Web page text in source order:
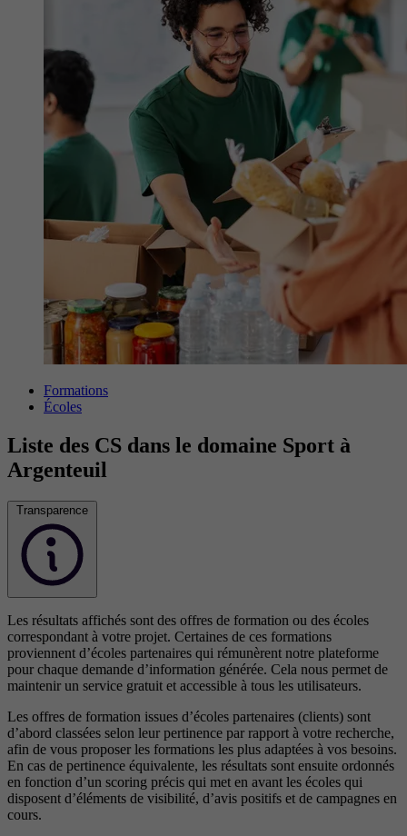
Formations
Écoles
Liste des CS dans le domaine Sport à
Argenteuil
Transparence
Les résultats affichés sont des offres de formation ou des écoles
correspondant à votre projet. Certaines de ces formations
proviennent d’écoles partenaires qui rémunèrent notre plateforme
pour chaque demande d’information générée. Cela nous permet de
maintenir un service gratuit et accessible à tous les utilisateurs.
Les offres de formation issues d’écoles partenaires (clients) sont
d’abord classées selon leur pertinence par rapport à votre recherche,
afin de vous proposer les formations les plus adaptées à vos besoins.
En cas de pertinence équivalente, les résultats sont ensuite ordonnés
en fonction d’un scoring précis qui met en avant les écoles qui
disposent d’éléments de visibilité, d’avis positifs et de campagnes en
cours.